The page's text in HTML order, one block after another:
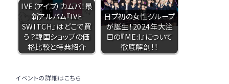
IVE（アイブ）カムバ！最
新アルバム『IVE
SWITCH』はどこで買
う？韓国ショップの価
格比較と特典紹介
日プ初の女性グループ
が誕生！2024年大注
目の『ME:I』について
徹底解剖！！
イベントの詳細はこちら